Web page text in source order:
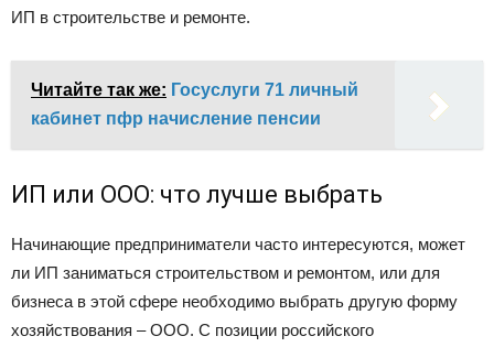
ИП в строительстве и ремонте.
Читайте так же: Госуслуги 71 личный
кабинет пфр начисление пенсии
ИП или ООО: что лучше выбрать
Начинающие предприниматели часто интересуются, может
ли ИП заниматься строительством и ремонтом, или для
бизнеса в этой сфере необходимо выбрать другую форму
хозяйствования – ООО. С позиции российского